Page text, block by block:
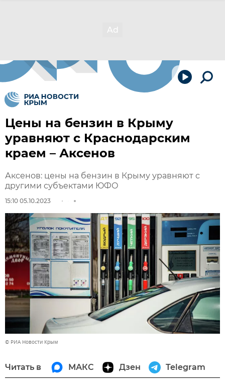
Цены на бензин в Крыму
уравняют с Краснодарским
краем – Аксенов
Аксенов: цены на бензин в Крыму уравняют с
другими субъектами ЮФО
15:10 05.10.2023
© РИА Новости Крым
Читать в МАКС Дзен Telegram